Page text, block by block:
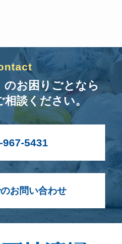
のお困りごとなら
相談ください。
967-5431
お問い合わせ